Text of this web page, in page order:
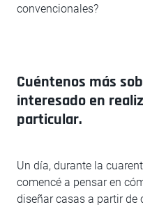
convencionales?
Cuéntenos más
interesado en
particular.
Un día, durante la
comencé a pensar en
diseñar casas a partir de